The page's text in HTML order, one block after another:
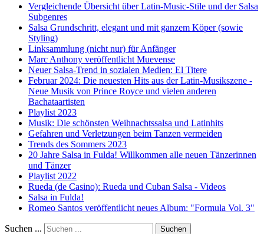
Vergleichende Übersicht über Latin-Music-Stile und der Salsa
Subgenres
Salsa Grundschritt, elegant und mit ganzem Köper (sowie
Styling)
Linksammlung (nicht nur) für Anfänger
Marc Anthony veröffentlicht Muevense
Neuer Salsa-Trend in sozialen Medien: El Titere
Februar 2024: Die neuesten Hits aus der Latin-Musikszene -
Neue Musik von Prince Royce und vielen anderen
Bachataartisten
Playlist 2023
Musik: Die schönsten Weihnachtssalsa und Latinhits
Gefahren und Verletzungen beim Tanzen vermeiden
Trends des Sommers 2023
20 Jahre Salsa in Fulda! Willkommen alle neuen Tänzerinnen
und Tänzer
Playlist 2022
Rueda (de Casino): Rueda und Cuban Salsa - Videos
Salsa in Fulda!
Romeo Santos veröffentlicht neues Album: "Formula Vol. 3"
Suchen ... Suchen